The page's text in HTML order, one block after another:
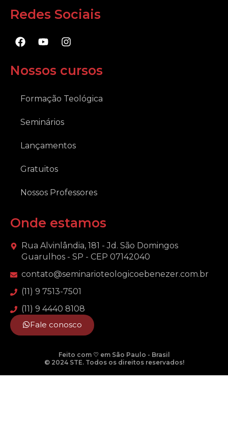
Redes Sociais
F
a
e
b
o
Y
o
t
u
e
I
n
t
a
r
Nossos cursos
Formação Teológica
Seminários
Lançamentos
Gratuitos
Nossos Professores
Onde estamos
Rua Alvinlândia, 181 - Jd. São Domingos
Guarulhos - SP - CEP 07142040
contato@seminarioteologicoebenezer.com.br
(11) 9 7513-7501
(11) 9 4440 8108
Fale conosco
Feito com ♡ em São Paulo - Brasil
© 2024 STE. Todos os direitos reservados!